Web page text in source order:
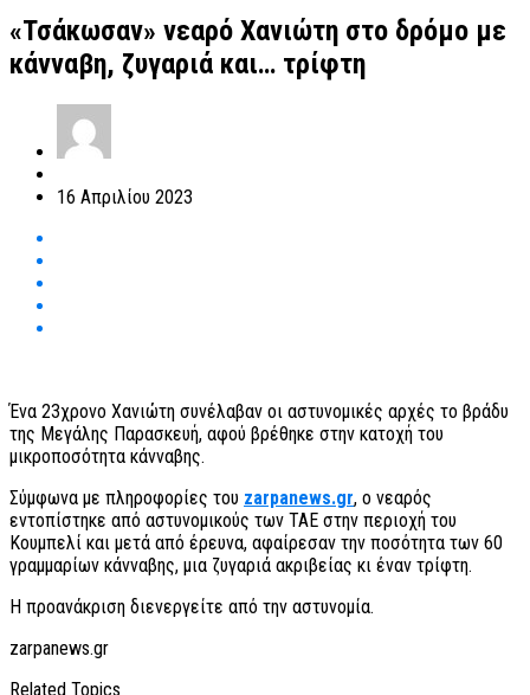
«Τσάκωσαν» νεαρό Χανιώτη στο δρόμο με
κάνναβη, ζυγαριά και… τρίφτη
16 Απριλίου 2023
Ένα 23χρονο Χανιώτη συνέλαβαν οι αστυνομικές αρχές το βράδυ
της Μεγάλης Παρασκευή, αφού βρέθηκε στην κατοχή του
μικροποσότητα κάνναβης.
Σύμφωνα με πληροφορίες του zarpanews.gr, ο νεαρός
εντοπίστηκε από αστυνομικούς των ΤΑΕ στην περιοχή του
Κουμπελί και μετά από έρευνα, αφαίρεσαν την ποσότητα των 60
γραμμαρίων κάνναβης, μια ζυγαριά ακριβείας κι έναν τρίφτη.
Η προανάκριση διενεργείτε από την αστυνομία.
zarpanews.gr
Related Topics